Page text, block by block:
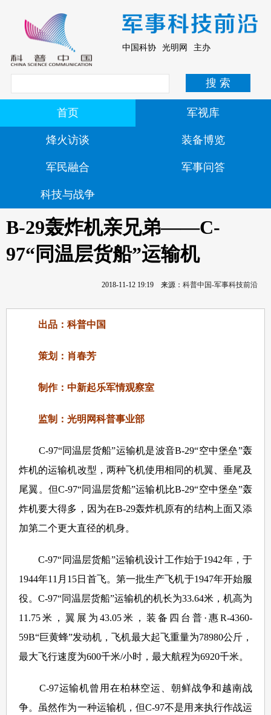
中国科协 光明网 主办
首页 军视库
烽火访谈 装备博览
军民融合 军事问答
科技与战争
B-29轰炸机亲兄弟——C-
97“同温层货船”运输机
2018-11-12 19:19 来源： 科普中国-军事科技前沿
出品：科普中国
策划：肖春芳
制作：中新起乐军情观察室
监制：光明网科普事业部
C-97“同温层货船”运输机是波音B-29“空中堡垒”轰
炸机的运输机改型，两种飞机使用相同的机翼、垂尾及
尾翼。但C-97“同温层货船”运输机比B-29“空中堡垒”轰
炸机要大得多，因为在B-29轰炸机原有的结构上面又添
加第二个更大直径的机身。
C-97“同温层货船”运输机设计工作始于1942年，于
1944年11月15日首飞。第一批生产飞机于1947年开始服
役。C-97“同温层货船”运输机的机长为33.64米，机高为
11.75米，翼展为43.05米，装备四台普·惠R-4360-
59B“巨黄蜂”发动机，飞机最大起飞重量为78980公斤，
最大飞行速度为600千米/小时，最大航程为6920千米。
C-97运输机曾用在柏林空运、朝鲜战争和越南战
争。虽然作为一种运输机，但C-97不是用来执行作战运